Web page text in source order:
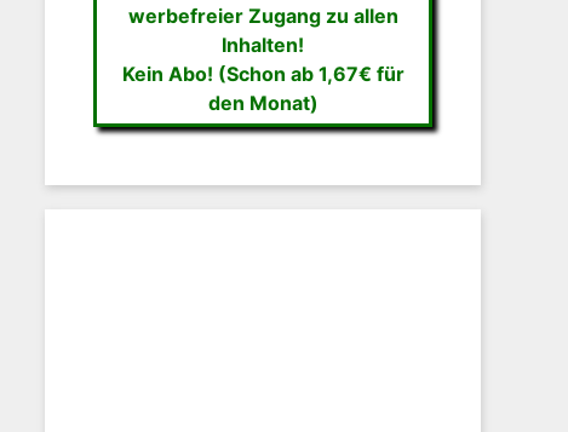
werbefreier Zugang zu allen
Inhalten!
Kein Abo! (Schon ab 1,67€ für
den Monat)